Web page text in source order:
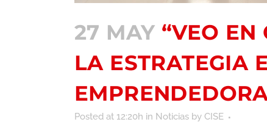
27 MAY “VEO
LA ESTRATEGIA
Posted at 12:20h in Noticias by CISE